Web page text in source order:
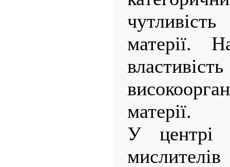
матерії.
матерії.
У центрі